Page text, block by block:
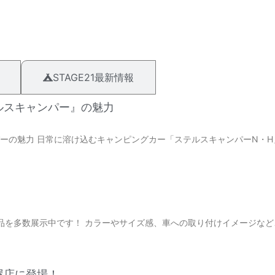
STAGE21最新情報
キャンパー』の魅力
魅力 日常に溶け込むキャンピングカー「ステルスキャンパーN・H
多数展示中です！ カラーやサイズ感、車への取り付けイメージな